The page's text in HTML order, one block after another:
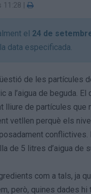
11:28
el 24 de
data especificada.
de les partícules
l’aigua de beguda.
lliure de partícules
vetllen perquè els
conflictives.
de 5 litres d’aigua de
com a tals, ja
però, quines dades hi